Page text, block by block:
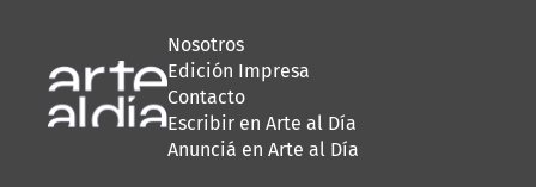
Nosotros
Edición Impresa
Contacto
Escribir en Arte al Día
Anunciá en Arte al Día